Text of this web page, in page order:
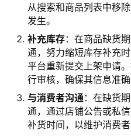
从搜索和商品列表中移
发生。
补充库存：在商品缺货
通，努力缩短库存补充
平台重新提交上架申请
行审核，确保其信息准确
与消费者沟通 ：在缺货
通，通过店铺公告或私
补货时间，以维护消费者